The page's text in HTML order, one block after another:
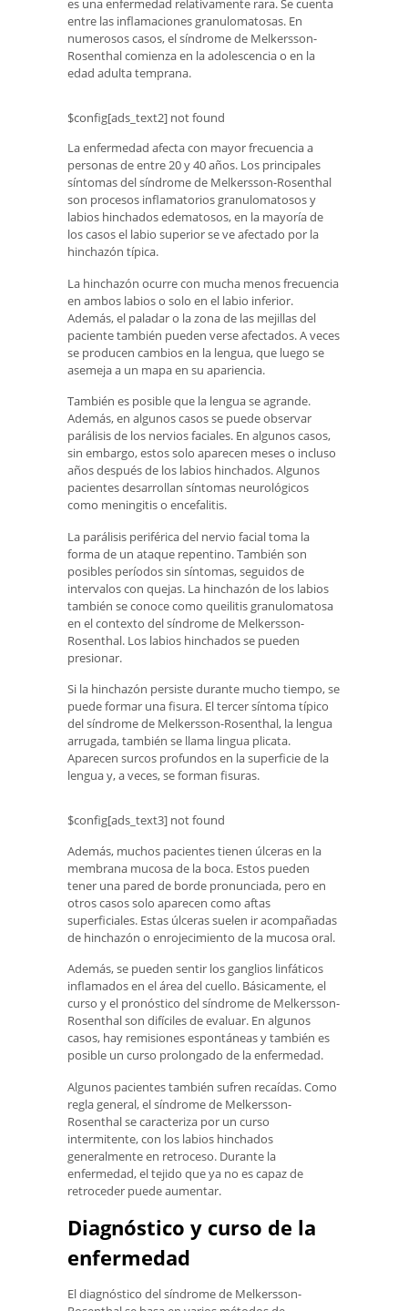
es una enfermedad relativamente rara. Se cuenta
entre las inflamaciones granulomatosas. En
numerosos casos, el síndrome de Melkersson-
Rosenthal comienza en la adolescencia o en la
edad adulta temprana.
$config[ads_text2] not found
La enfermedad afecta con mayor frecuencia a
personas de entre 20 y 40 años. Los principales
síntomas del síndrome de Melkersson-Rosenthal
son procesos inflamatorios granulomatosos y
labios hinchados edematosos, en la mayoría de
los casos el labio superior se ve afectado por la
hinchazón típica.
La hinchazón ocurre con mucha menos frecuencia
en ambos labios o solo en el labio inferior.
Además, el paladar o la zona de las mejillas del
paciente también pueden verse afectados. A veces
se producen cambios en la lengua, que luego se
asemeja a un mapa en su apariencia.
También es posible que la lengua se agrande.
Además, en algunos casos se puede observar
parálisis de los nervios faciales. En algunos casos,
sin embargo, estos solo aparecen meses o incluso
años después de los labios hinchados. Algunos
pacientes desarrollan síntomas neurológicos
como meningitis o encefalitis.
La parálisis periférica del nervio facial toma la
forma de un ataque repentino. También son
posibles períodos sin síntomas, seguidos de
intervalos con quejas. La hinchazón de los labios
también se conoce como queilitis granulomatosa
en el contexto del síndrome de Melkersson-
Rosenthal. Los labios hinchados se pueden
presionar.
Si la hinchazón persiste durante mucho tiempo, se
puede formar una fisura. El tercer síntoma típico
del síndrome de Melkersson-Rosenthal, la lengua
arrugada, también se llama lingua plicata.
Aparecen surcos profundos en la superficie de la
lengua y, a veces, se forman fisuras.
$config[ads_text3] not found
Además, muchos pacientes tienen úlceras en la
membrana mucosa de la boca. Estos pueden
tener una pared de borde pronunciada, pero en
otros casos solo aparecen como aftas
superficiales. Estas úlceras suelen ir acompañadas
de hinchazón o enrojecimiento de la mucosa oral.
Además, se pueden sentir los ganglios linfáticos
inflamados en el área del cuello. Básicamente, el
curso y el pronóstico del síndrome de Melkersson-
Rosenthal son difíciles de evaluar. En algunos
casos, hay remisiones espontáneas y también es
posible un curso prolongado de la enfermedad.
Algunos pacientes también sufren recaídas. Como
regla general, el síndrome de Melkersson-
Rosenthal se caracteriza por un curso
intermitente, con los labios hinchados
generalmente en retroceso. Durante la
enfermedad, el tejido que ya no es capaz de
retroceder puede aumentar.
Diagnóstico y curso de la
enfermedad
El diagnóstico del síndrome de Melkersson-